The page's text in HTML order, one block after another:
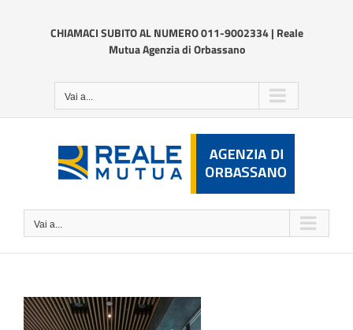
contenutoCHIAMACI SUBITO AL NUMERO 011-9002334 | Reale
Mutua Agenzia di Orbassano
Vai a...
Vai a...